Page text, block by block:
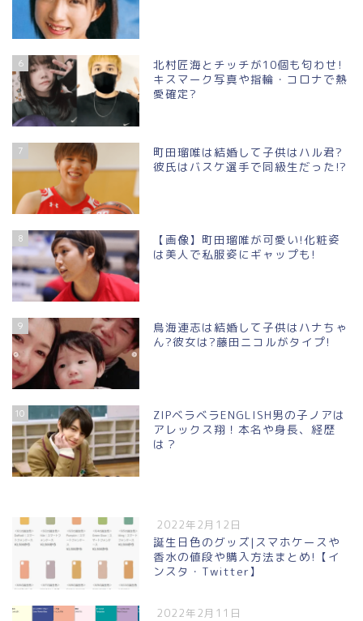
6
北村匠海とチッチが10個も匂わせ!
キスマーク写真や指輪・コロナで熱
愛確定?
7
町田瑠唯は結婚して子供はハル君?
彼氏はバスケ選手で同級生だった!?
8
【画像】町田瑠唯が可愛い!化粧姿
は美人で私服姿にギャップも!
9
鳥海連志は結婚して子供はハナちゃ
ん?彼女は?藤田ニコルがタイプ!
10
ZIPベラベラENGLISH男の子ノアは
アレックス翔！本名や身長、経歴
は？
2022年2月12日
誕生日色のグッズ|スマホケースや
香水の値段や購入方法まとめ!【イ
ンスタ・Twitter】
2022年2月11日